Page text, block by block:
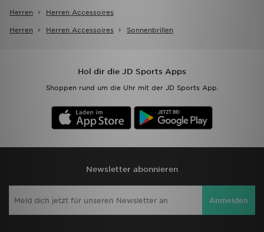
Herren Herren Accessoires
Herren Herren Accessoires Sonnenbrillen
Hol dir die JD Sports Apps
Shoppen rund um die Uhr mit der JD Sports App.
Newsletter abonnieren
Anmelden